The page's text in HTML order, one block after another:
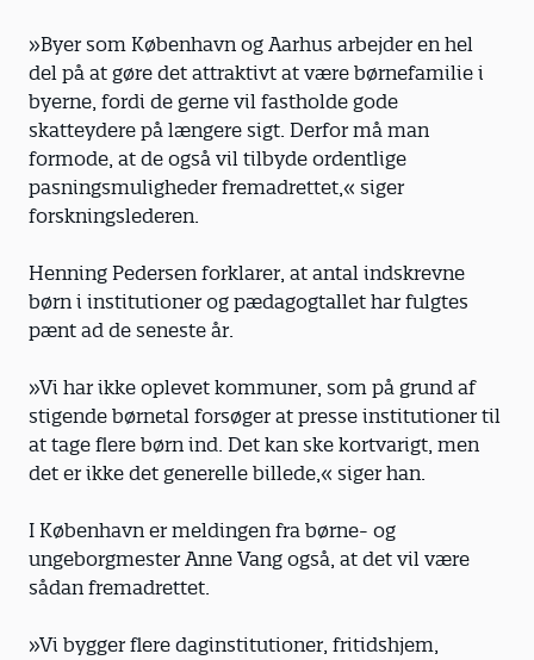
»Byer som København og Aarhus arbejder en hel
del på at gøre det attraktivt at være børnefamilie i
byerne, fordi de gerne vil fastholde gode
skatteydere på længere sigt. Derfor må man
formode, at de også vil tilbyde ordentlige
pasningsmuligheder fremadrettet,« siger
forskningslederen.
Henning Pedersen forklarer, at antal indskrevne
børn i institutioner og pædagogtallet har fulgtes
pænt ad de seneste år.
»Vi har ikke oplevet kommuner, som på grund af
stigende børnetal forsøger at presse institutioner til
at tage flere børn ind. Det kan ske kortvarigt, men
det er ikke det generelle billede,« siger han.
I København er meldingen fra børne- og
ungeborgmester Anne Vang også, at det vil være
sådan fremadrettet.
»Vi bygger flere daginstitutioner, fritidshjem,